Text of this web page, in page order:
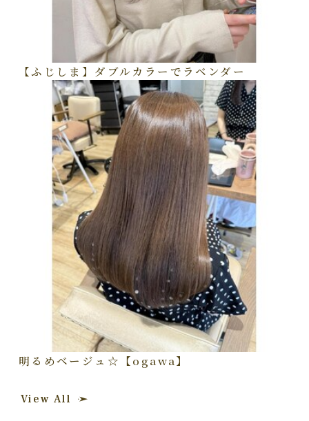
【ふじしま】ダブルカラーでラベンダー
明るめベージュ☆【ogawa】
View All